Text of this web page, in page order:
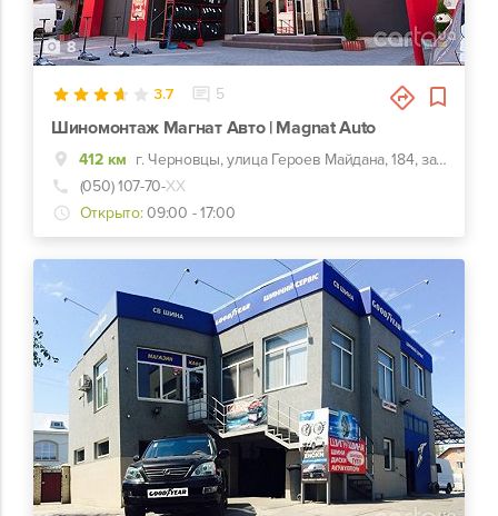
8
3.7 5
Шиномонтаж Магнат Авто | Magnat Auto
412 км
г. Черновцы, улица Героев Майдана, 184, за отелем Турист
(050) 107-70-ХХ
Открыто: 09:00 - 17:00